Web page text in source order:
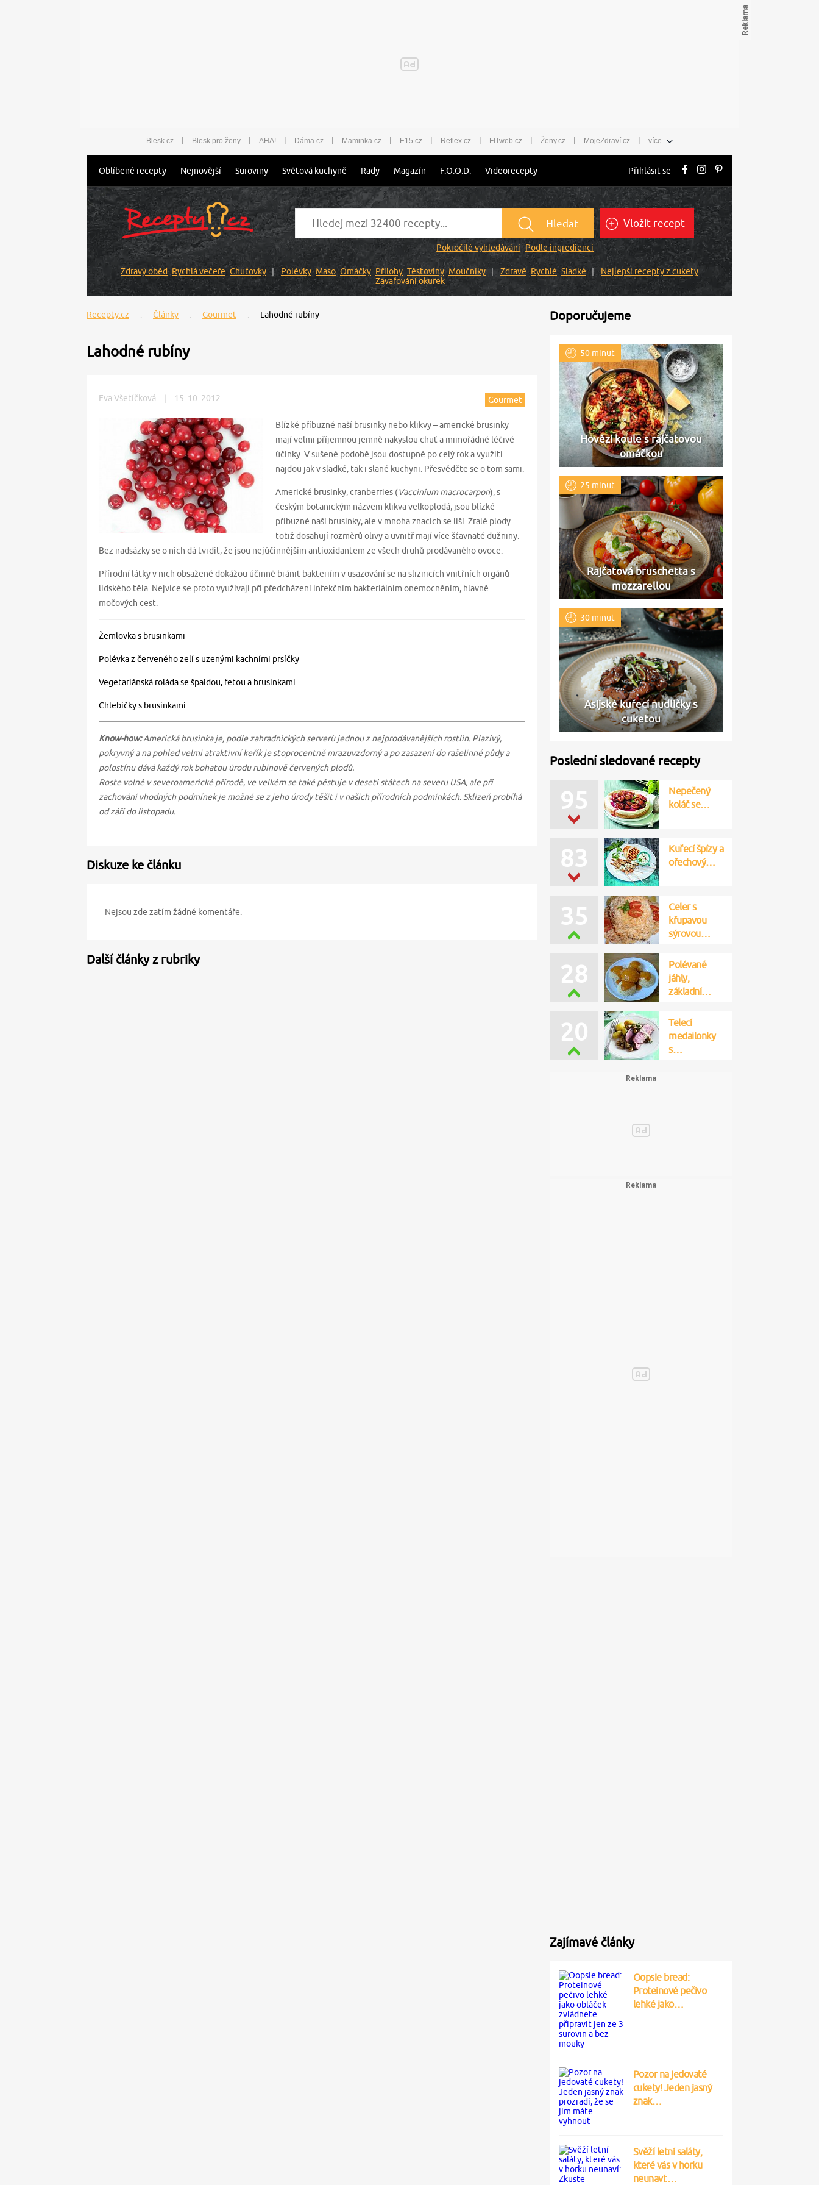
Blesk.cz | Blesk pro ženy | AHA! | Dáma.cz | Maminka.cz | E15.cz | Reflex.cz | FITweb.cz | Ženy.cz | MojeZdraví.cz | více
Oblíbené recepty Nejnovější Suroviny Světová kuchyně Rady Magazín F.O.O.D. Videorecepty Přihlásit se
Hledat
Pokročilé vyhledávání Podle ingrediencí
Vložit recept
Zdravý oběd Rychlá večeře Chuťovky Polévky Maso Omáčky Přílohy Těstoviny Moučníky Zdravé Rychlé Sladké
Nejlepší recepty z cukety
Zavařování okurek
Recepty.cz Články Gourmet Lahodné rubíny
Lahodné rubíny
Eva Všetíčková 15. 10. 2012 Gourmet
Blízké příbuzné naší brusinky nebo klikvy – americké brusinky
mají velmi příjemnou jemně nakyslou chuť a mimořádné léčivé
účinky. V sušené podobě jsou dostupné po celý rok a využití
najdou jak v sladké, tak i slané kuchyni. Přesvědčte se o tom sami.
Americké brusinky, cranberries (Vaccinium macrocarpon), s
českým botanickým názvem klikva velkoplodá, jsou blízké
příbuzné naší brusinky, ale v mnoha znacích se liší. Zralé plody
totiž dosahují rozměrů olivy a uvnitř mají více šťavnaté dužniny.
Bez nadsázky se o nich dá tvrdit, že jsou nejúčinnějším antioxidantem ze všech druhů prodávaného ovoce.
Přírodní látky v nich obsažené dokážou účinně bránit bakteriím v usazování se na sliznicích vnitřních orgánů
lidského těla. Nejvíce se proto využívají při předcházení infekčním bakteriálním onemocněním, hlavně
močových cest.
Žemlovka s brusinkami
Polévka z červeného zelí s uzenými kachními prsíčky
Vegetariánská roláda se špaldou, fetou a brusinkami
Chlebíčky s brusinkami
Know-how:Americká brusinka je, podle zahradnických serverů jednou z nejprodávanějších rostlin. Plazivý,
pokryvný a na pohled velmi atraktivní keřík je stoprocentně mrazuvzdorný a po zasazení do rašelinné půdy a
polostínu dává každý rok bohatou úrodu rubínově červených plodů.
Roste volně v severoamerické přírodě, ve velkém se také pěstuje v deseti státech na severu USA, ale při
zachování vhodných podmínek je možné se z jeho úrody těšit i v našich přírodních podmínkách. Sklizeň probíhá
od září do listopadu.
Diskuze ke článku
Nejsou zde zatím žádné komentáře.
Další články z rubriky
Doporučujeme
50 minut
Hovězí koule s rajčatovou
omáčkou
25 minut
Rajčatová bruschetta s
mozzarellou
30 minut
Asijské kuřecí nudličky s
cuketou
Poslední sledované recepty
95
Nepečený
koláč se…
83
Kuřecí špízy a
ořechový…
35
Celer s
křupavou
sýrovou…
28
Polévané
jáhly,
základní…
20
Telecí
medailonky
s…
Zajímavé články
Oopsie bread:
Proteinové pečivo
lehké jako…
Pozor na jedovaté
cukety! Jeden jasný
znak…
Svěží letní saláty,
které vás v horku
neunaví:…